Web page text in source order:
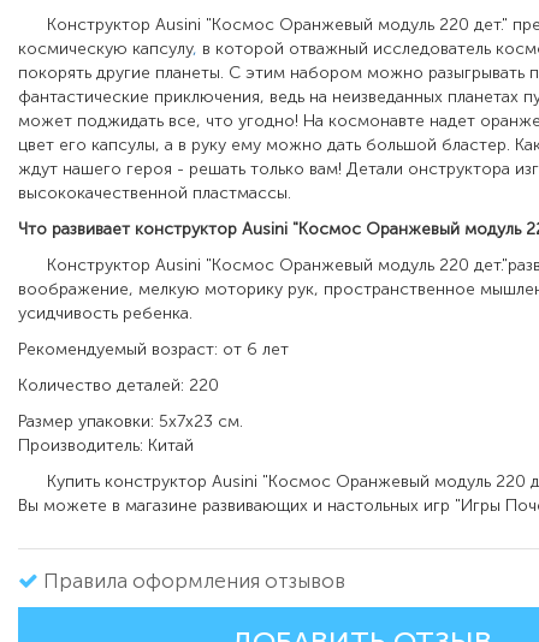
Конструктор Ausini "Космос Оранжевый модуль 220 дет."
космическую капсулу, в которой отважный исследователь
покорять другие планеты. С этим набором можно разыгрывать
фантастические приключения, ведь на неизведанных планетах
может поджидать все, что угодно! На космонавте надет
цвет его капсулы, а в руку ему можно дать большой бластер.
ждут нашего героя - решать только вам! Детали онструктора
высококачественной пластмассы.
Что развивает конструктор Ausini "Космос Оранжевый модуль
Конструктор Ausini "Космос Оранжевый модуль 220
воображение, мелкую моторику рук, пространственное
усидчивость ребенка.
Рекомендуемый возраст: от 6 лет
Количество деталей: 220
Размер упаковки: 5х7х23 см.
Производитель: Китай
Купить конструктор Ausini "Космос Оранжевый модуль 220
Вы можете в магазине развивающих и настольных игр "Игры
Правила оформления отзывов